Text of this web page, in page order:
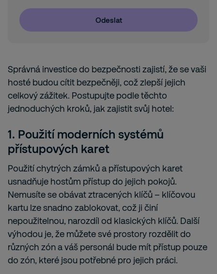
Správná investice do bezpečnosti zajistí, že se vaši
hosté budou cítit bezpečněji, což zlepší jejich
celkový zážitek. Postupujte podle těchto
jednoduchých kroků, jak zajistit svůj hotel:
1. Použití moderních systémů
přístupových karet
Použití chytrých zámků a přístupových karet
usnadňuje hostům přístup do jejich pokojů.
Nemusíte se obávat ztracených klíčů – klíčovou
kartu lze snadno zablokovat, což ji činí
nepoužitelnou, narozdíl od klasických klíčů. Další
výhodou je, že můžete své prostory rozdělit do
různých zón a váš personál bude mít přístup pouze
do zón, které jsou potřebné pro jejich práci.
Odeslat